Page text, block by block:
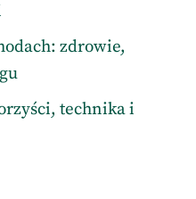
zdrowie,
technika i